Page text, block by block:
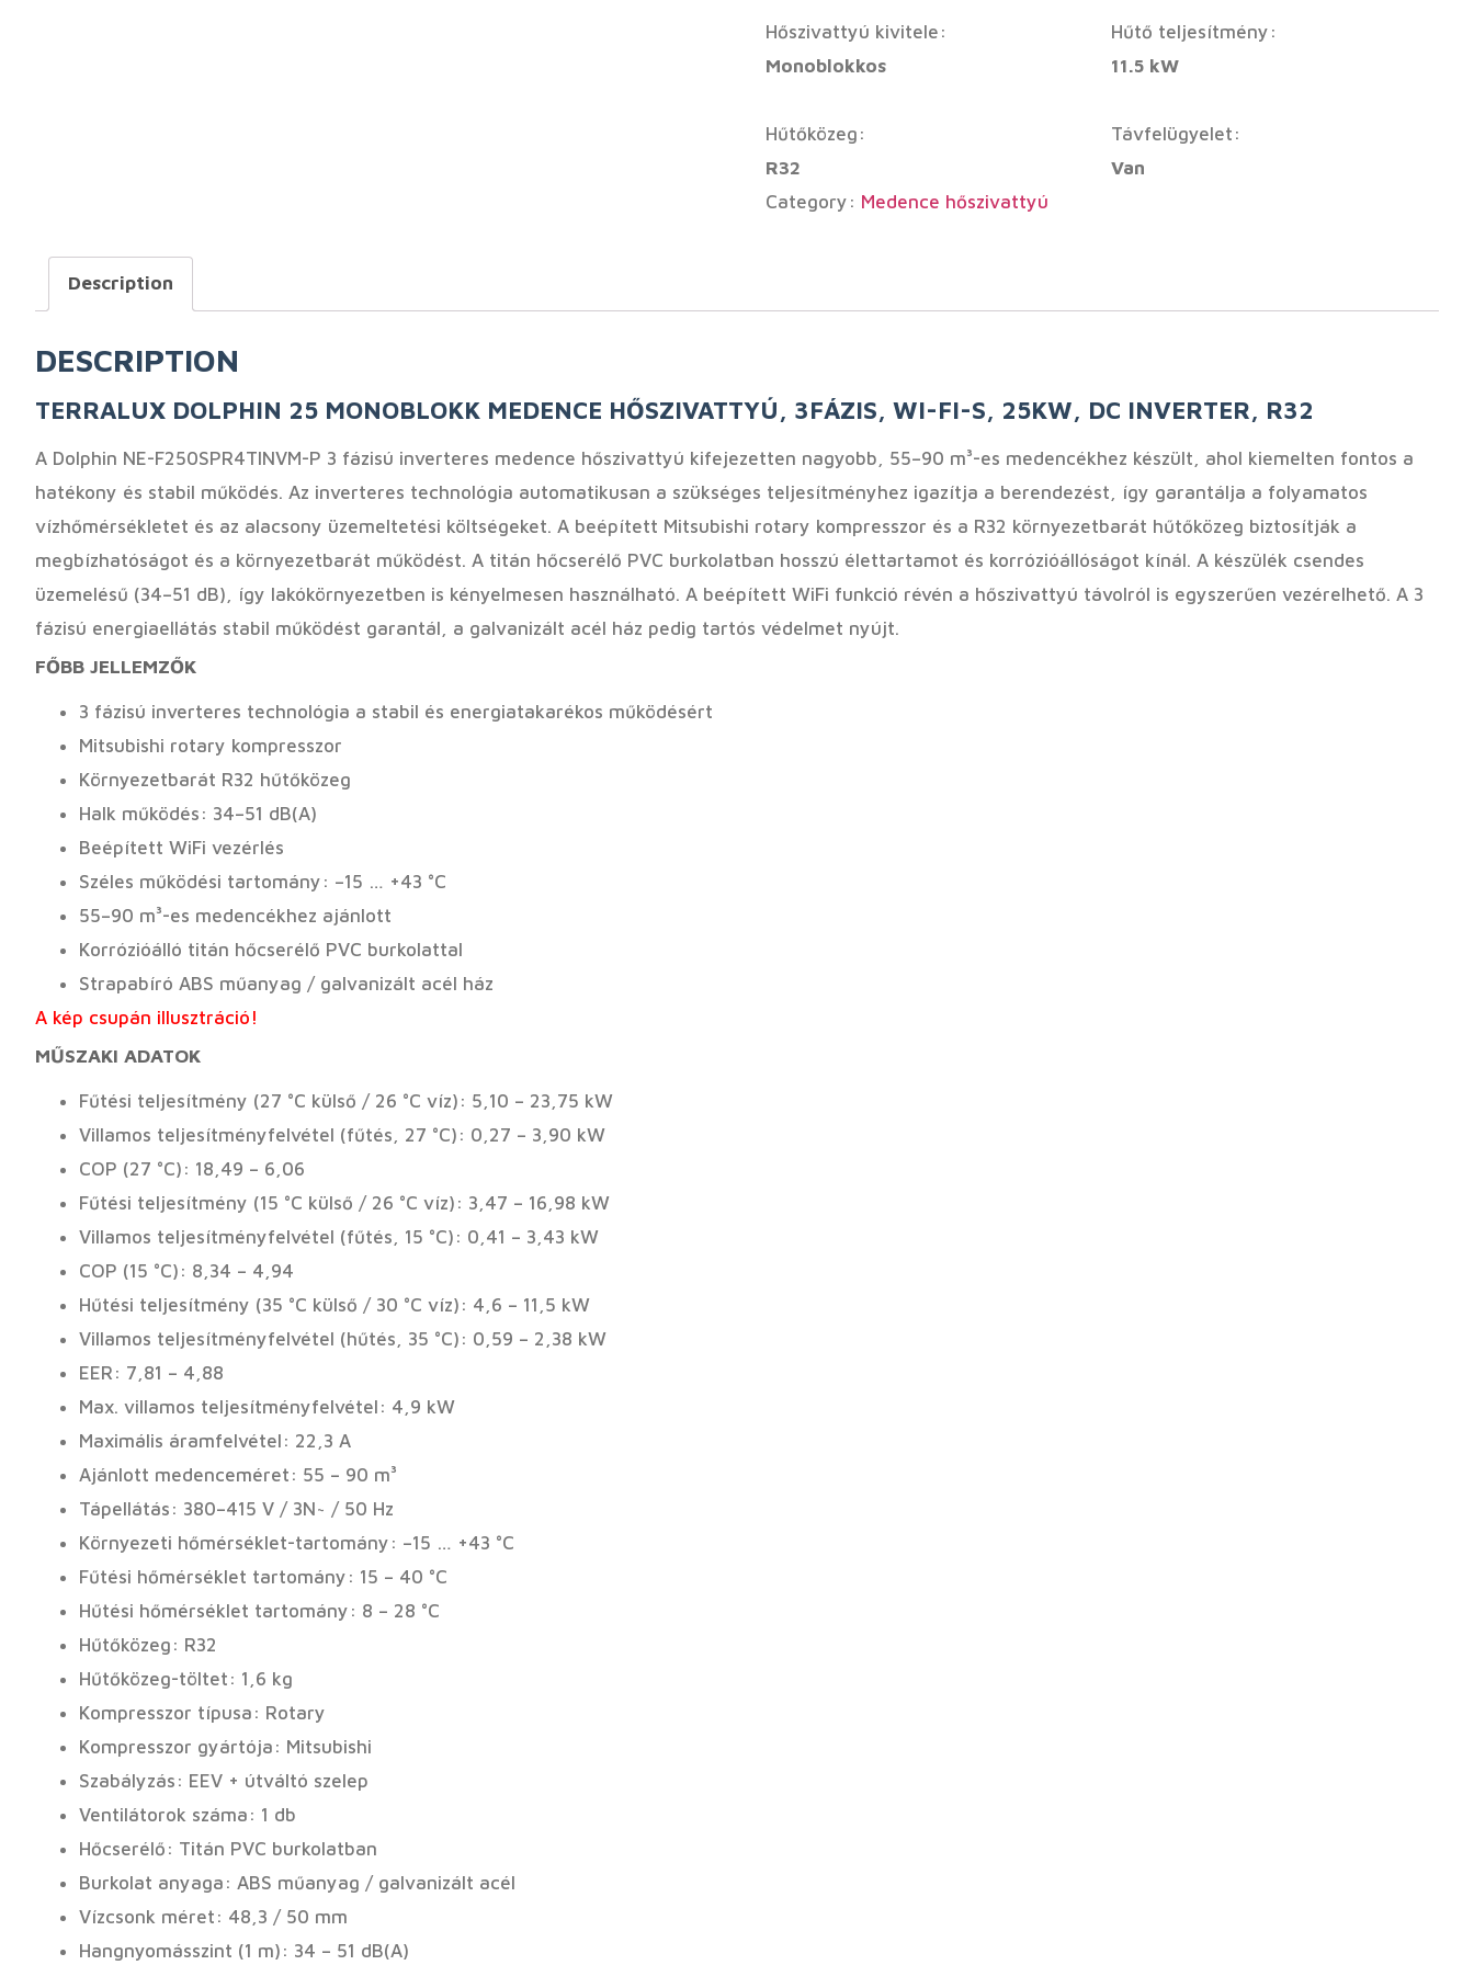
Hőszivattyú kivitele:
Monoblokkos
Hűtő teljesítmény:
11.5 kW
Hűtőközeg:
R32
Távfelügyelet:
Van
Category: Medence hőszivattyú
Description
DESCRIPTION
TERRALUX DOLPHIN 25 MONOBLOKK MEDENCE HŐSZIVATTYÚ, 3FÁZIS, WI-FI-S, 25KW, DC INVERTER, R32
A Dolphin NE-F250SPR4TINVM-P 3 fázisú inverteres medence hőszivattyú kifejezetten nagyobb, 55–90 m³-es medencékhez készült, ahol kiemelten fontos a
hatékony és stabil működés. Az inverteres technológia automatikusan a szükséges teljesítményhez igazítja a berendezést, így garantálja a folyamatos
vízhőmérsékletet és az alacsony üzemeltetési költségeket. A beépített Mitsubishi rotary kompresszor és a R32 környezetbarát hűtőközeg biztosítják a
megbízhatóságot és a környezetbarát működést. A titán hőcserélő PVC burkolatban hosszú élettartamot és korrózióállóságot kínál. A készülék csendes
üzemelésű (34–51 dB), így lakókörnyezetben is kényelmesen használható. A beépített WiFi funkció révén a hőszivattyú távolról is egyszerűen vezérelhető. A 3
fázisú energiaellátás stabil működést garantál, a galvanizált acél ház pedig tartós védelmet nyújt.
FŐBB JELLEMZŐK
3 fázisú inverteres technológia a stabil és energiatakarékos működésért
Mitsubishi rotary kompresszor
Környezetbarát R32 hűtőközeg
Halk működés: 34–51 dB(A)
Beépített WiFi vezérlés
Széles működési tartomány: –15 … +43 °C
55–90 m³-es medencékhez ajánlott
Korrózióálló titán hőcserélő PVC burkolattal
Strapabíró ABS műanyag / galvanizált acél ház
A kép csupán illusztráció!
MŰSZAKI ADATOK
Fűtési teljesítmény (27 °C külső / 26 °C víz): 5,10 – 23,75 kW
Villamos teljesítményfelvétel (fűtés, 27 °C): 0,27 – 3,90 kW
COP (27 °C): 18,49 – 6,06
Fűtési teljesítmény (15 °C külső / 26 °C víz): 3,47 – 16,98 kW
Villamos teljesítményfelvétel (fűtés, 15 °C): 0,41 – 3,43 kW
COP (15 °C): 8,34 – 4,94
Hűtési teljesítmény (35 °C külső / 30 °C víz): 4,6 – 11,5 kW
Villamos teljesítményfelvétel (hűtés, 35 °C): 0,59 – 2,38 kW
EER: 7,81 – 4,88
Max. villamos teljesítményfelvétel: 4,9 kW
Maximális áramfelvétel: 22,3 A
Ajánlott medenceméret: 55 – 90 m³
Tápellátás: 380–415 V / 3N~ / 50 Hz
Környezeti hőmérséklet-tartomány: –15 … +43 °C
Fűtési hőmérséklet tartomány: 15 – 40 °C
Hűtési hőmérséklet tartomány: 8 – 28 °C
Hűtőközeg: R32
Hűtőközeg-töltet: 1,6 kg
Kompresszor típusa: Rotary
Kompresszor gyártója: Mitsubishi
Szabályzás: EEV + útváltó szelep
Ventilátorok száma: 1 db
Hőcserélő: Titán PVC burkolatban
Burkolat anyaga: ABS műanyag / galvanizált acél
Vízcsonk méret: 48,3 / 50 mm
Hangnyomásszint (1 m): 34 – 51 dB(A)